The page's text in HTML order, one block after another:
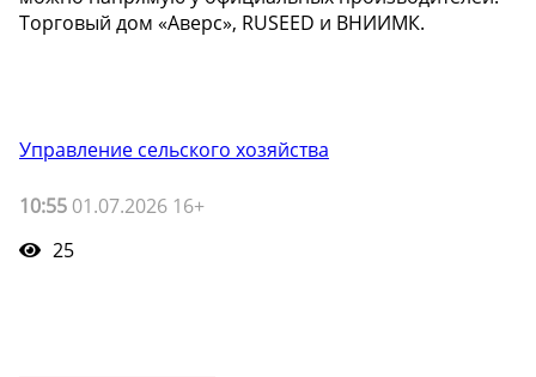
Торговый дом «Аверс», RUSEED и ВНИИМК.
Управление сельского хозяйства
10:55 01.07.2026 16+
25